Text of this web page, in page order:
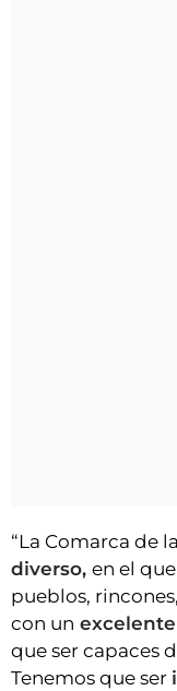
“La Comarca de
diverso, en el
pueblos,
con un
que ser capaces
Tenemos que ser